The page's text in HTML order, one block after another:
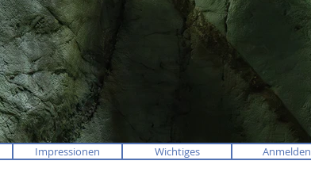
Impressionen Wichtiges Anmelden